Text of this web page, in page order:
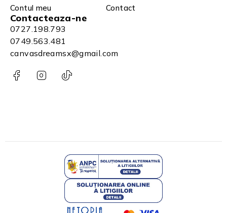
Contul meu
Contact
Contacteaza-ne
0727.198.793
0749.563.481
canvasdreamsx@gmail.com